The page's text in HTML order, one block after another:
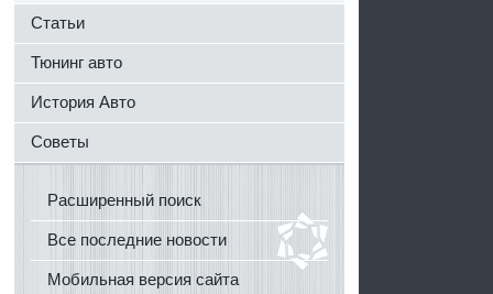
Статьи
Тюнинг авто
История Авто
Советы
Расширенный поиск
Все последние новости
Мобильная версия сайта